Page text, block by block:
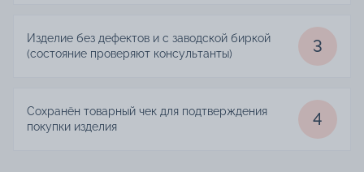
Изделие без дефектов и с заводской биркой
(состояние проверяют консультанты)
3
Сохранён товарный чек для подтверждения
покупки изделия
4